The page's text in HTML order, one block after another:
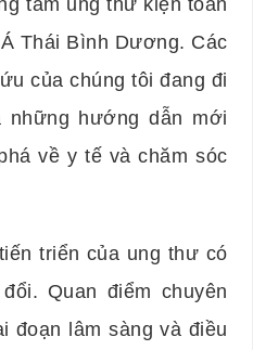
tâm ung thư kiện toàn
Thái Bình Dương. Các
của chúng tôi đang đi
những hướng dẫn mới
về y tế và chăm sóc
triển của ung thư có
Quan điểm chuyên
đoạn lâm sàng và điều